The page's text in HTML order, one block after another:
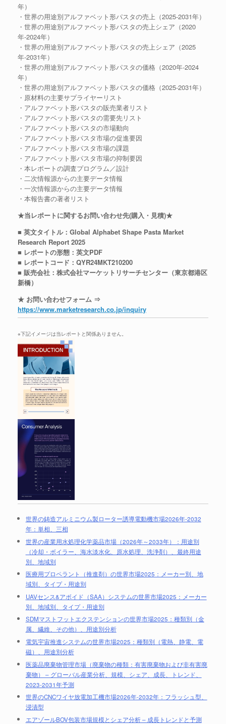
年）
・世界の用途別アルファベット形パスタの売上（2025-2031年）
・世界の用途別アルファベット形パスタの売上シェア（2020
年-2024年）
・世界の用途別アルファベット形パスタの売上シェア（2025
年-2031年）
・世界の用途別アルファベット形パスタの価格（2020年-2024
年）
・世界の用途別アルファベット形パスタの価格（2025-2031年）
・原材料の主要サプライヤーリスト
・アルファベット形パスタの販売業者リスト
・アルファベット形パスタの需要先リスト
・アルファベット形パスタの市場動向
・アルファベット形パスタ市場の促進要因
・アルファベット形パスタ市場の課題
・アルファベット形パスタ市場の抑制要因
・本レポートの調査プログラム／設計
・二次情報源からの主要データ情報
・一次情報源からの主要データ情報
・本報告書の著者リスト
★当レポートに関するお問い合わせ先(購入・見積)★
■ 英文タイトル：Global Alphabet Shape Pasta Market
Research Report 2025
■ レポートの形態：英文PDF
■ レポートコード：QYR24MKT210200
■ 販売会社：株式会社マーケットリサーチセンター（東京都港区
新橋）
★ お問い合わせフォーム ⇒
https://www.marketresearch.co.jp/inquiry
※下記イメージは当レポートと関係ありません。
世界の鋳造アルミニウム製ローター誘導電動機市場2026年-2032
年：単相、三相
世界の産業用水処理化学薬品市場（2026年～2033年）：用途別
（冷却・ボイラー、海水淡水化、原水処理、洗浄剤）、最終用途
別、地域別
医療用プロペラント（推進剤）の世界市場2025：メーカー別、地
域別、タイプ・用途別
UAVセンス&アボイド（SAA）システムの世界市場2025：メーカー
別、地域別、タイプ・用途別
SDMマストフットエクステンションの世界市場2025：種類別（金
属、繊維、その他）、用途別分析
電気宇宙推進システムの世界市場2025：種類別（電熱、静電、電
磁）、用途別分析
医薬品廃棄物管理市場（廃棄物の種類：有害廃棄物および非有害廃
棄物） – グローバル産業分析、規模、シェア、成長、トレンド、
2023-2031年予測
世界のCNCワイヤ放電加工機市場2026年-2032年：フラッシュ型、
浸漬型
エアゾールBOV包装市場規模とシェア分析 – 成長トレンドと予測